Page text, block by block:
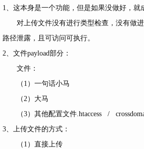
1、这本身是一个功能，但是如果没做好，就
对上传文件没有进行类型检查，没有做进
路径泄露，且可访问可执行。
2、文件payload部分：
文件：
（1）一句话小马
（2）大马
（3）其他配置文件.htaccess /
3、上传文件的方式：
（1）直接上传